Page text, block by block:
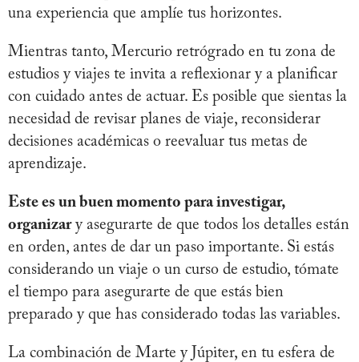
una experiencia que amplíe tus horizontes.
Mientras tanto, Mercurio retrógrado en tu zona de
estudios y viajes te invita a reflexionar y a planificar
con cuidado antes de actuar. Es posible que sientas la
necesidad de revisar planes de viaje, reconsiderar
decisiones académicas o reevaluar tus metas de
aprendizaje.
Este es un buen momento para investigar,
organizary asegurarte de que todos los detalles están
en orden, antes de dar un paso importante. Si estás
considerando un viaje o un curso de estudio, tómate
el tiempo para asegurarte de que estás bien
preparado y que has considerado todas las variables.
La combinación de Marte y Júpiter, en tu esfera de